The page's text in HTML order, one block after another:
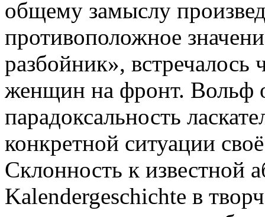
общему замыслу
противоположное
разбойник», встречалось
женщин на фронт. Вольф
парадоксальность
конкретной ситуации
Склонность к известной
Kalendergeschichte в